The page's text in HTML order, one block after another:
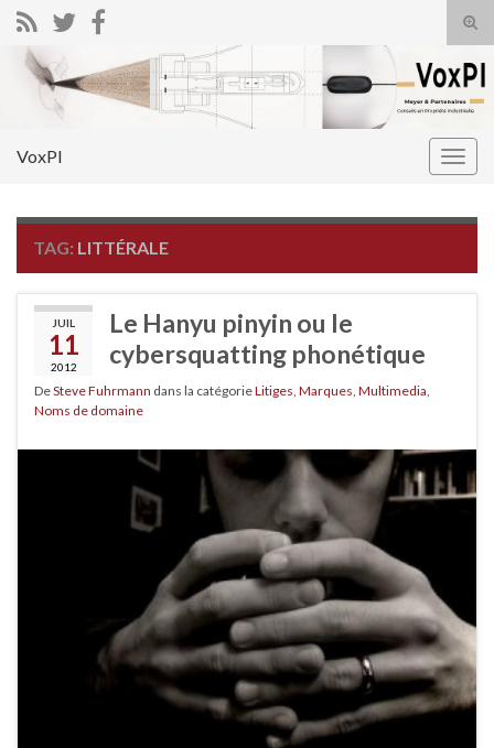
Search for:
VoxPI
TAG: LITTÉRALE
JUIL
11
2012
Le Hanyu pinyin ou le
cybersquatting phonétique
DeSteve Fuhrmann dans la catégorieLitiges Marques Multimedia
Noms de domaine